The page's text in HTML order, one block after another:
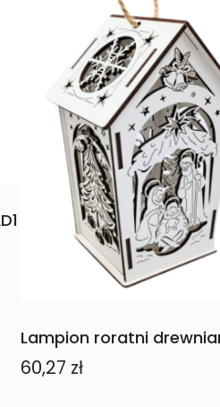
Lampion roratni
60,27 zł